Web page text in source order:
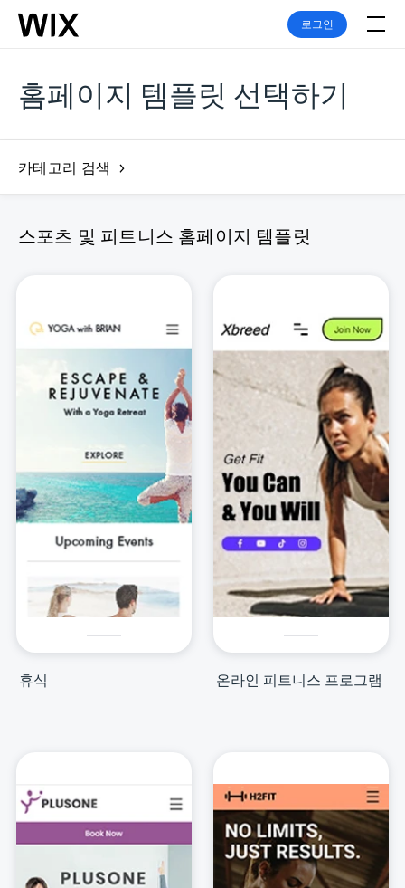
로그인
홈페이지 템플릿 선택하기
카테고리 검색
스포츠 및 피트니스 홈페이지 템플릿
휴식 온라인 피트니스 프로그램